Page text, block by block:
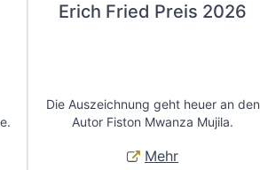
Erich Fried Preis 2026
Die Auszeichnung geht heuer an den
Autor Fiston Mwanza Mujila.
Mehr